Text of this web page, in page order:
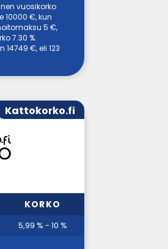
vuosikorko
10000 €, kun
5 €,
7.30 %.
€, eli 123
Kattokorko.fi
KORKO
5,99 % - 10 %